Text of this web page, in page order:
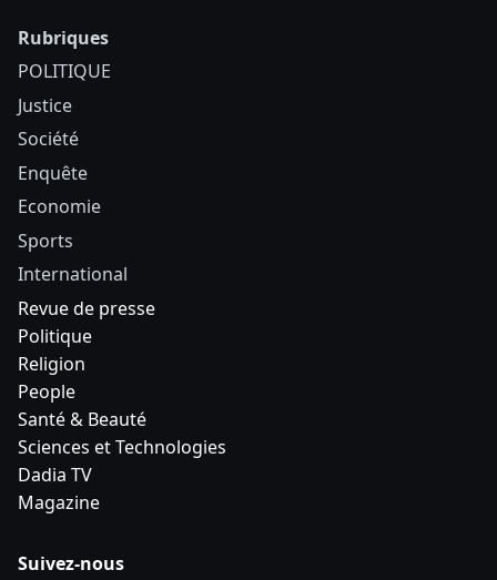
Rubriques
POLITIQUE
Justice
Société
Enquête
Economie
Sports
International
Revue de presse
Politique
Religion
People
Santé & Beauté
Sciences et Technologies
Dadia TV
Magazine
Suivez-nous